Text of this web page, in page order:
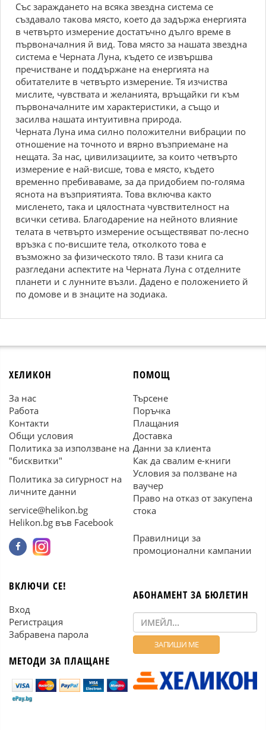
Със зараждането на всяка звездна система се
създавало такова място, което да задържа енергията
в четвърто измерение достатъчно дълго време в
първоначалния й вид. Това място за нашата звездна
система е Черната Луна, където се извършва
пречистване и поддържане на енергията на
обитателите в четвърто измерение. Тя изчиства
мислите, чувствата и желанията, връщайки ги към
първоначалните им характеристики, а също и
засилва нашата интуитивна природа.
Черната Луна има силно положителни вибрации по
отношение на точното и вярно възприемане на
нещата. За нас, цивилизациите, за които четвърто
измерение е най-висше, това е място, където
временно пребиваваме, за да придобием по-голяма
яснота на възприятията. Това включва както
мисленето, така и цялостната чувствителност на
всички сетива. Благодарение на нейното влияние
телата в четвърто измерение осъществяват по-лесно
връзка с по-висшите тела, отколкото това е
възможно за физическото тяло. В тази книга са
разгледани аспектите на Черната Луна с отделните
планети и с лунните възли. Дадено е положението й
по домове и в знаците на зодиака.
ХЕЛИКОН
За нас
Работа
Контакти
Общи условия
Политика за използване на
"бисквитки"
Политика за сигурност на
личните данни
service@helikon.bg
Helikon.bg във Facebook
ПОМОЩ
Търсене
Поръчка
Плащания
Доставка
Данни за клиента
Как да свалим е-книги
Условия за ползване на
ваучер
Право на отказ от закупена
стока
Правилници за
промоционални кампании
ВКЛЮЧИ СЕ!
Вход
Регистрация
Забравена парола
МЕТОДИ ЗА ПЛАЩАНЕ
АБОНАМЕНТ ЗА БЮЛЕТИН